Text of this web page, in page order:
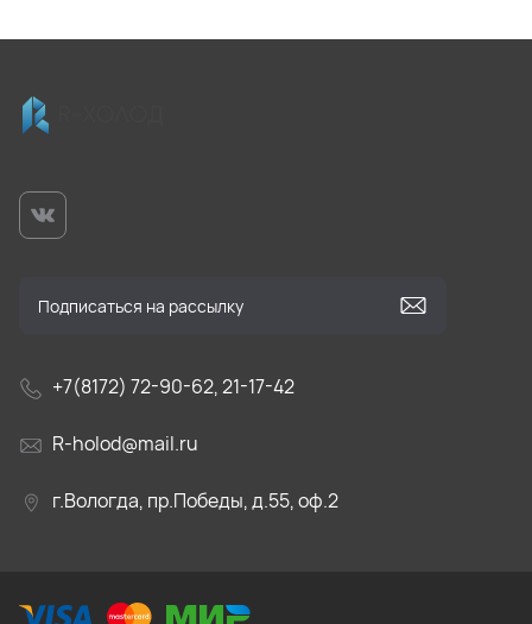
+7(8172) 72-90-62, 21-17-42
R-holod@mail.ru
г.Вологда, пр.Победы, д.55, оф.2